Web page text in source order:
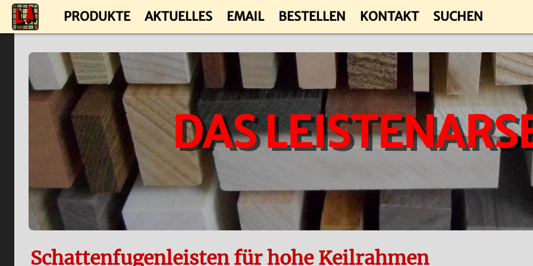
PRODUKTE AKTUELLES EMAIL BESTELLEN KONTAKT SUCHEN
DAS
Schattenfugenleisten für hohe Keilrahmen